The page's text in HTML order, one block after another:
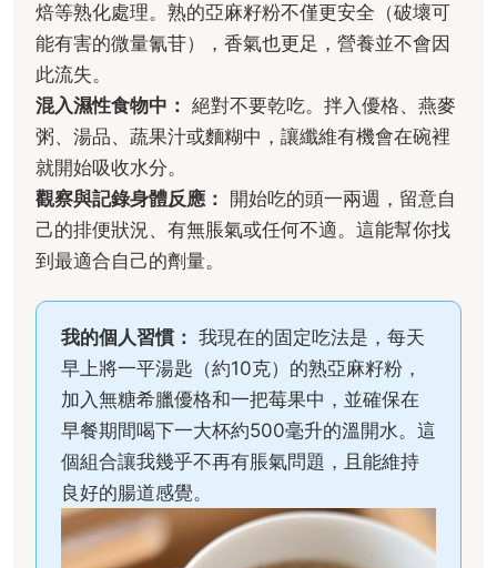
焙等熟化處理。熟的亞麻籽粉不僅更安全（破壞可
能有害的微量氰苷），香氣也更足，營養並不會因
此流失。
混入濕性食物中： 絕對不要乾吃。拌入優格、燕麥
粥、湯品、蔬果汁或麵糊中，讓纖維有機會在碗裡
就開始吸收水分。
觀察與記錄身體反應：
開始吃的頭一兩週，留意自
己的排便狀況、有無脹氣或任何不適。這能幫你找
到最適合自己的劑量。
我的個人習慣： 我現在的固定吃法是，每天
早上將一平湯匙（約10克）的熟亞麻籽粉，
加入無糖希臘優格和一把莓果中，並確保在
早餐期間喝下一大杯約500毫升的溫開水。這
個組合讓我幾乎不再有脹氣問題，且能維持
良好的腸道感覺。